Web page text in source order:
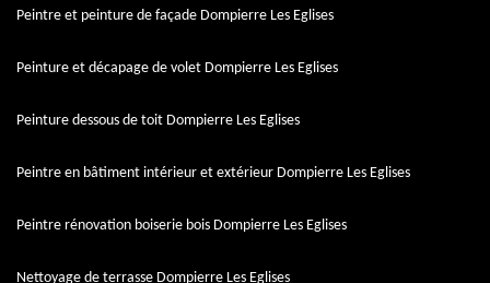
Peintre et peinture de façade Dompierre Les Eglises
Peinture et décapage de volet Dompierre Les Eglises
Peinture dessous de toit Dompierre Les Eglises
Peintre en bâtiment intérieur et extérieur Dompierre Les Eglises
Peintre rénovation boiserie bois Dompierre Les Eglises
Nettoyage de terrasse Dompierre Les Eglises